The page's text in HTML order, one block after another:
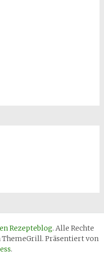
Rezepteblog. Alle Rechte
ThemeGrill. Präsentiert von
.